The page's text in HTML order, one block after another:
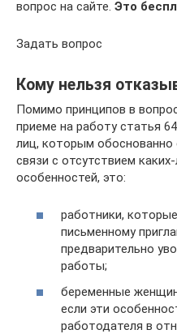
вопрос на сайте. Это
Задать вопрос
Кому нельзя
Помимо принципов в
приеме на работу статья
лиц, которым
связи с отсутствием
особенностей, это:
работники,
письменному
предварительно
работы;
беременные
если эти
работодателя в